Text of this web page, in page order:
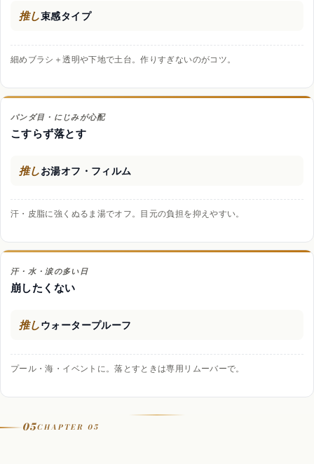
推し束感タイプ
細めブラシ＋透明や下地で土台。作りすぎないのがコツ。
パンダ目・にじみが心配
こすらず落とす
推しお湯オフ・フィルム
汗・皮脂に強くぬるま湯でオフ。目元の負担を抑えやすい。
汗・水・涙の多い日
崩したくない
推しウォータープルーフ
プール・海・イベントに。落とすときは専用リムーバーで。
05CHAPTER 05